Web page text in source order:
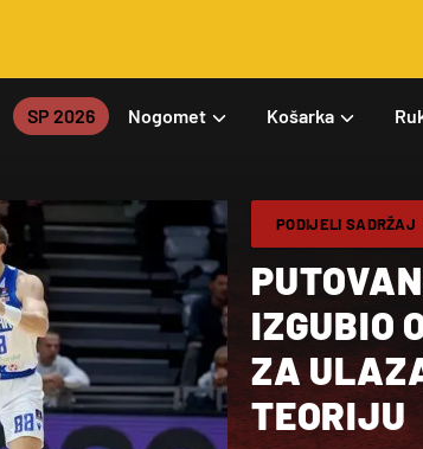
SP 2026 Nogomet Košarka
PODIJELI SADRŽAJ
IZGUBIO
ZA
TEORIJU